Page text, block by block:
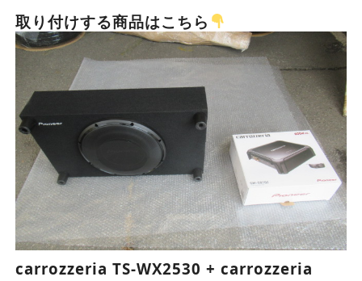
取り付けする商品はこちら
carrozzeria TS-WX2530 + carrozzeria